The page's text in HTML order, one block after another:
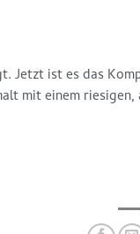
Jetzt ist es das
mit einem